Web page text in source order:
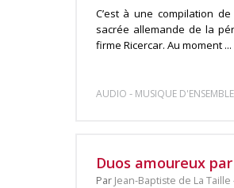
C’est à une compilation
sacrée allemande de la
firme Ricercar. Au moment ...
AUDIO - MUSIQUE D'ENSEMBLE
Duos amoureux
Par Jean-Baptiste de La Taille